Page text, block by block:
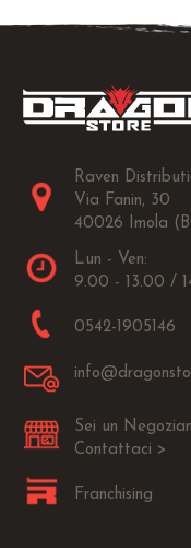
Raven
Via Fanin, 30
40026 Imola
Lun - Ven:
9.00 - 13.00 /
0542-1905146
Sei un
Contattaci >
Franchising